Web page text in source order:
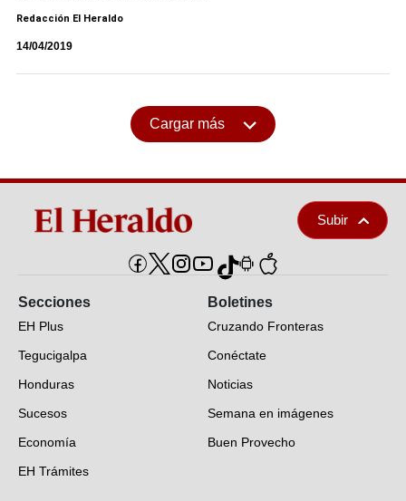
Redacción El Heraldo
14/04/2019
Cargar más
Subir
Secciones
EH Plus
Tegucigalpa
Honduras
Sucesos
Economía
EH Trámites
Boletines
Cruzando Fronteras
Conéctate
Noticias
Semana en imágenes
Buen Provecho